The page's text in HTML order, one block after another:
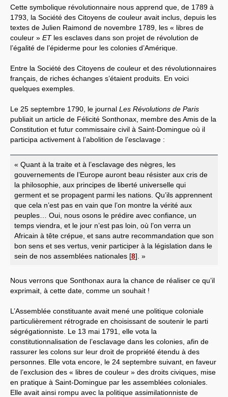
Cette symbolique révolutionnaire nous apprend que, de 1789 à
1793, la Société des Citoyens de couleur avait inclus, depuis les
textes de Julien Raimond de novembre 1789, les « libres de
couleur » ETles esclaves dans son projet de révolution de
l’égalité de l’épiderme pour les colonies d’Amérique.
Entre la Société des Citoyens de couleur et des révolutionnaires
français, de riches échanges s’étaient produits. En voici
quelques exemples.
Le 25 septembre 1790, le journal Les Révolutions de Paris
publiait un article de Félicité Sonthonax, membre des Amis de la
Constitution et futur commissaire civil à Saint-Domingue où il
participa activement à l’abolition de l’esclavage :
« Quant à la traite et à l’esclavage des nègres, les
gouvernements de l’Europe auront beau résister aux cris de
la philosophie, aux principes de liberté universelle qui
germent et se propagent parmi les nations. Qu’ils apprennent
que cela n’est pas en vain que l’on montre la vérité aux
peuples… Oui, nous osons le prédire avec confiance, un
temps viendra, et le jour n’est pas loin, où l’on verra un
Africain à tête crépue, et sans autre recommandation que son
bon sens et ses vertus, venir participer à la législation dans le
sein de nos assemblées nationales [8] . »
Nous verrons que Sonthonax aura la chance de réaliser ce qu’il
exprimait, à cette date, comme un souhait !
L’Assemblée constituante avait mené une politique coloniale
particulièrement rétrograde en choisissant de soutenir le parti
ségrégationniste. Le 13 mai 1791, elle vota la
constitutionnalisation de l’esclavage dans les colonies, afin de
rassurer les colons sur leur droit de propriété étendu à des
personnes. Elle vota encore, le 24 septembre suivant, en faveur
de l’exclusion des « libres de couleur » des droits civiques, mise
en pratique à Saint-Domingue par les assemblées coloniales.
Elle avait ainsi rompu avec la politique assimilationniste de